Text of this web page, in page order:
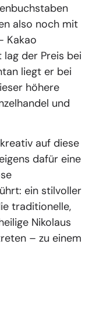
also noch mit
Kakao
der Preis bei
liegt er bei
höhere
und
auf diese
dafür eine
ein stilvoller
traditionelle,
Nikolaus
– zu einem